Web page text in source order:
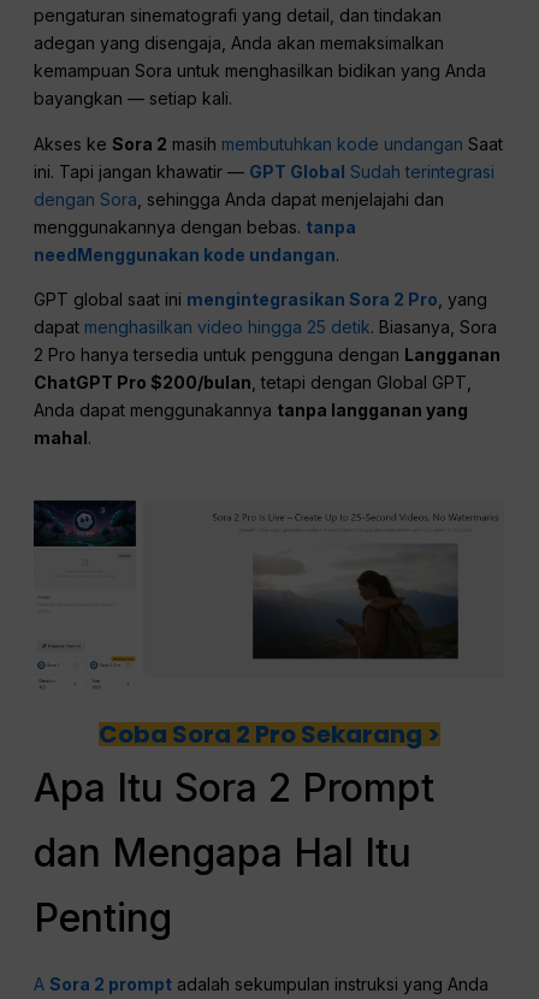
pengaturan sinematografi yang detail, dan tindakan
adegan yang disengaja, Anda akan memaksimalkan
kemampuan Sora untuk menghasilkan bidikan yang Anda
bayangkan — setiap kali.
Akses keSora 2 masih membutuhkan kode undangan Saat
ini. Tapi jangan khawatir — GPT Global Sudah terintegrasi
dengan Sora , sehingga Anda dapat menjelajahi dan
menggunakannya dengan bebas. tanpa
needMenggunakan kode undangan.
GPT global saat ini mengintegrasikan Sora 2 Pro , yang
dapat menghasilkan video hingga 25 detik. Biasanya, Sora
2 Pro hanya tersedia untuk pengguna dengan Langganan
ChatGPT Pro $200/bulan , tetapi dengan Global GPT,
Anda dapat menggunakannya tanpa langganan yang
mahal.
Coba Sora 2 Pro Sekarang >
Apa Itu Sora 2 Prompt
dan Mengapa Hal Itu
Penting
ASora 2 prompt adalah sekumpulan instruksi yang Anda